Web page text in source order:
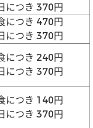
につき 370円
につき 470円
につき 370円
につき 240円
につき 370円
につき 140円
につき 370円